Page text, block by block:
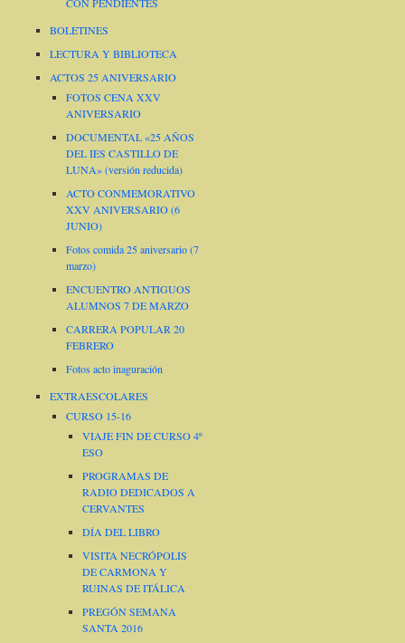
CON PENDIENTES
BOLETINES
LECTURA Y BIBLIOTECA
ACTOS 25 ANIVERSARIO
FOTOS CENA XXV
ANIVERSARIO
DOCUMENTAL «25 AÑOS
DEL IES CASTILLO DE
LUNA» (versión reducida)
ACTO CONMEMORATIVO
XXV ANIVERSARIO (6
JUNIO)
Fotos comida 25 aniversario (7
marzo)
ENCUENTRO ANTIGUOS
ALUMNOS 7 DE MARZO
CARRERA POPULAR 20
FEBRERO
Fotos acto inaguración
EXTRAESCOLARES
CURSO 15-16
VIAJE FIN DE CURSO 4º
ESO
PROGRAMAS DE
RADIO DEDICADOS A
CERVANTES
DÍA DEL LIBRO
VISITA NECRÓPOLIS
DE CARMONA Y
RUINAS DE ITÁLICA
PREGÓN SEMANA
SANTA 2016